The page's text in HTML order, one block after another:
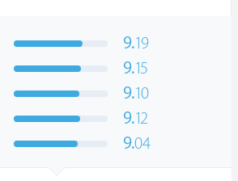
9.19
9.15
9.10
9.12
9.04